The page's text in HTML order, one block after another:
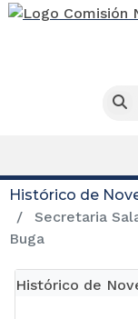
Histórico de
Secretaria
Buga
Histórico de